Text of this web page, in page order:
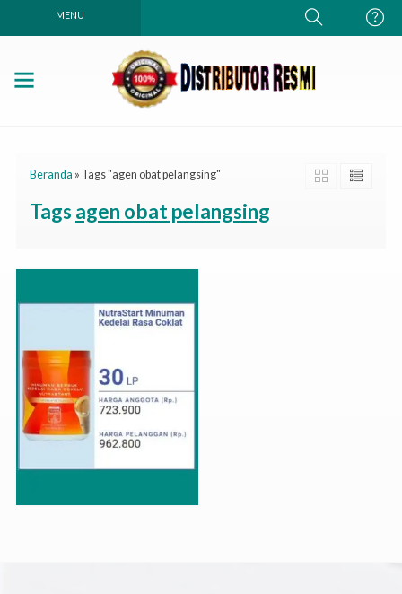
MENU
Beranda » Tags "agen obat pelangsing"
Tags agen obat pelangsing